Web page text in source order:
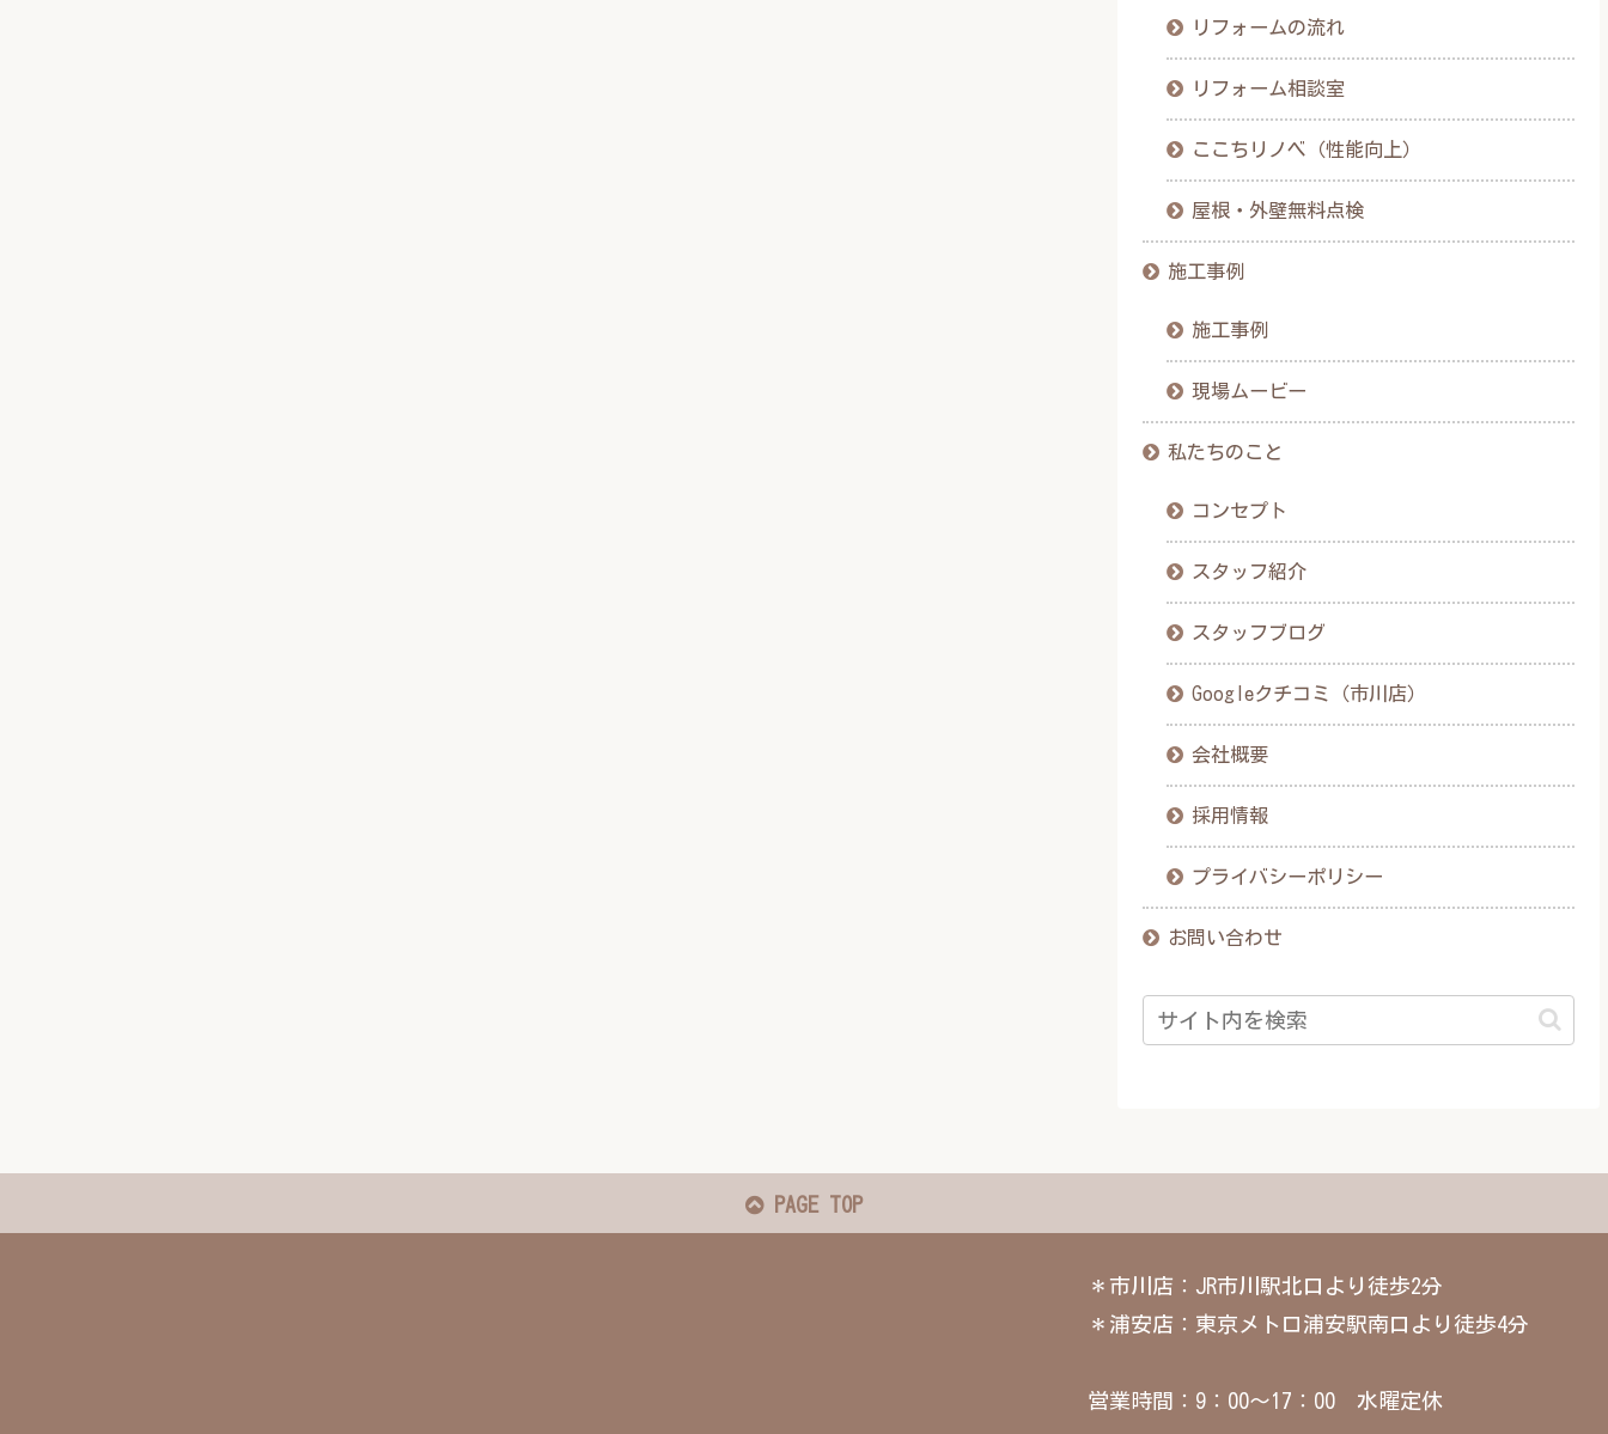
リフォームの流れ
リフォーム相談室
ここちリノベ（性能向上）
屋根・外壁無料点検
施工事例
施工事例
現場ムービー
私たちのこと
コンセプト
スタッフ紹介
スタッフブログ
Googleクチコミ（市川店）
会社概要
採用情報
プライバシーポリシー
お問い合わせ
PAGE TOP
＊市川店：JR市川駅北口より徒歩2分
＊浦安店：東京メトロ浦安駅南口より徒歩4分
営業時間：9：00～17：00 水曜定休